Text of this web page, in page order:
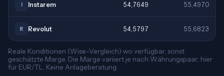
I Instarem 54,7649 55,4970
R Revolut 54,5797 55,6823
Reale Konditionen (Wise-Vergleich) wo verfügbar, sonst
geschätzte Marge. Die Marge variiert je nach Währungspaar; hier
für EUR/TL. Keine Anlageberatung.